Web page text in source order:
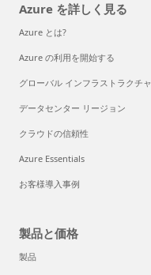
Azure を詳しく見る
Azure とは?
Azure の利用を開始する
グローバル インフラストラクチャ
データセンター リージョン
クラウドの信頼性
Azure Essentials
お客様導入事例
製品と価格
製品